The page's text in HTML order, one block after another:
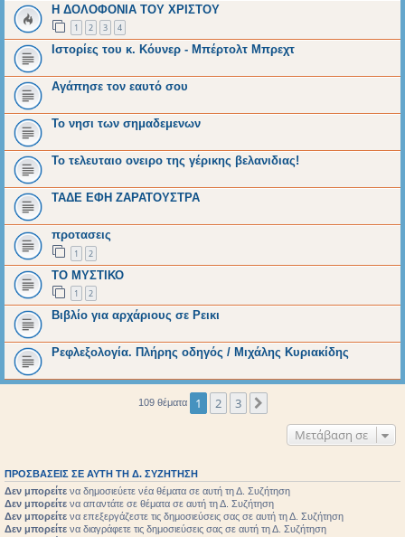
Η ΔΟΛΟΦΟΝΙΑ ΤΟΥ ΧΡΙΣΤΟΥ
1 2 3 4
Ιστορίες του κ. Κόυνερ - Μπέρτολτ Μπρεχτ
Αγάπησε τον εαυτό σου
Το νησι των σημαδεμενων
Το τελευταιο ονειρο της γέρικης βελανιδιας!
ΤΑΔΕ ΕΦΗ ΖΑΡΑΤΟΥΣΤΡΑ
προτασεις
1 2
ΤΟ ΜΥΣΤΙΚΟ
1 2
Βιβλίο για αρχάριους σε Ρεικι
Ρεφλεξολογία. Πλήρης οδηγός / Μιχάλης Κυριακίδης
109 θέματα 1 2 3
Μετάβαση σε
ΠΡΟΣΒΆΣΕΙΣ ΣΕ ΑΥΤΉ ΤΗ Δ. ΣΥΖΉΤΗΣΗ
Δεν μπορείτε να δημοσιεύετε νέα θέματα σε αυτή τη Δ. Συζήτηση
Δεν μπορείτε να απαντάτε σε θέματα σε αυτή τη Δ. Συζήτηση
Δεν μπορείτε να επεξεργάζεστε τις δημοσιεύσεις σας σε αυτή τη Δ. Συζήτηση
Δεν μπορείτε να διαγράφετε τις δημοσιεύσεις σας σε αυτή τη Δ. Συζήτηση